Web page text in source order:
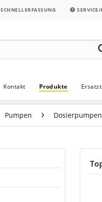
SCHNELLERFASSUNG SERVICE/
Kontakt Produkte
Pumpen Dosierpumpen